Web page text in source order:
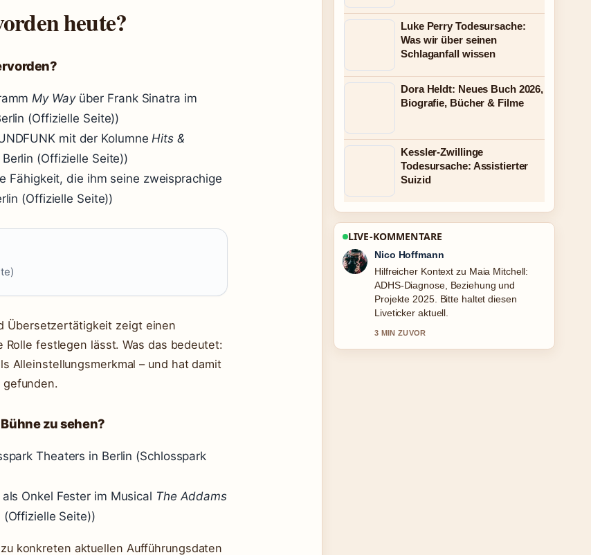
heute?
My Wayüber Frank Sinatra im
(Offizielle Seite))
mit der KolumneHits &
(Offizielle Seite))
Fähigkeit, die ihm seine zweisprachige
(Offizielle Seite))
Übersetzertätigkeit zeigt einen
festlegen lässt. Was das bedeutet:
Alleinstellungsmerkmal – und hat damit
gefunden.
zu sehen?
Theaters in Berlin (Schlosspark
Onkel Fester im Musical The Addams
Seite))
konkreten aktuellen Aufführungsdaten
Luke Perry Todesursache:
Was wir über seinen
Schlaganfall wissen
Dora Heldt: Neues Buch 2026,
Biografie, Bücher & Filme
Kessler-Zwillinge
Todesursache: Assistierter
Suizid
LIVE-KOMMENTARE
Hannah Weber
Die Berichterstattung zu Nellie
Thalbach: Familie, Krankheit &#038;
Karriere der... wirkt solide und sehr gut
nachvollziehbar.
5 MIN ZUVOR